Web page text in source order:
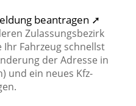
beantragen ➚
Zulassungsbezirk
Ihr Fahrzeug schnellst
der Adresse in
und ein neues Kfz-